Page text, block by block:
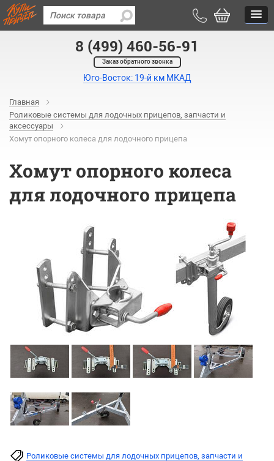
8 (499) 460-56-91
Заказ обратного звонка
Юго-Восток: 19-й км МКАД
Главная
Роликовые системы для лодочных прицепов, запчасти и
аксессуары
Хомут опорного колеса для лодочного прицепа
Хомут опорного колеса
для лодочного прицепа
Роликовые системы для лодочных прицепов, запчасти и